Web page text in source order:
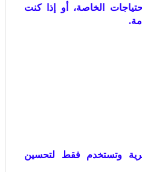
الخاصة، أو إذا كنت
وتستخدم فقط لتحسين